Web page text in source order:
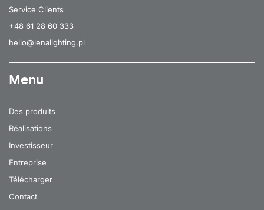
Service Clients
+48 61 28 60 333
hello@lenalighting.pl
Menu
Des produits
Réalisations
Investisseur
Entreprise
Télécharger
Contact